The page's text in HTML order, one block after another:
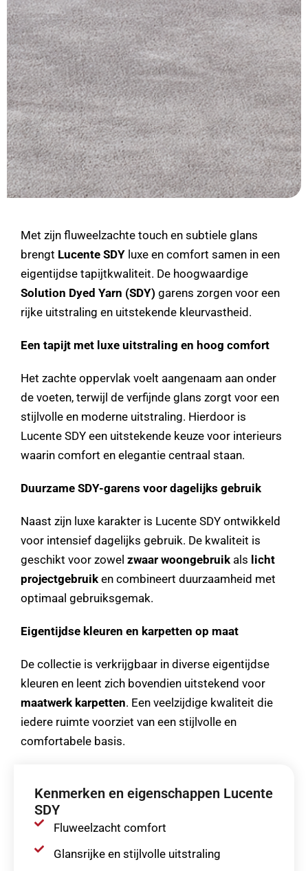
Met zijn fluweelzachte touch en subtiele glans
brengt Lucente SDY luxe en comfort samen in een
eigentijdse tapijtkwaliteit. De hoogwaardige
Solution Dyed Yarn (SDY) garens zorgen voor een
rijke uitstraling en uitstekende kleurvastheid.
Een tapijt met luxe uitstraling en hoog comfort
Het zachte oppervlak voelt aangenaam aan onder
de voeten, terwijl de verfijnde glans zorgt voor een
stijlvolle en moderne uitstraling. Hierdoor is
Lucente SDY een uitstekende keuze voor interieurs
waarin comfort en elegantie centraal staan.
Duurzame SDY-garens voor dagelijks gebruik
Naast zijn luxe karakter is Lucente SDY ontwikkeld
voor intensief dagelijks gebruik. De kwaliteit is
geschikt voor zowel zwaar woongebruik als licht
projectgebruik en combineert duurzaamheid met
optimaal gebruiksgemak.
Eigentijdse kleuren en karpetten op maat
De collectie is verkrijgbaar in diverse eigentijdse
kleuren en leent zich bovendien uitstekend voor
maatwerk karpetten. Een veelzijdige kwaliteit die
iedere ruimte voorziet van een stijlvolle en
comfortabele basis.
Kenmerken en eigenschappen Lucente
SDY
Fluweelzacht comfort
Glansrijke en stijlvolle uitstraling